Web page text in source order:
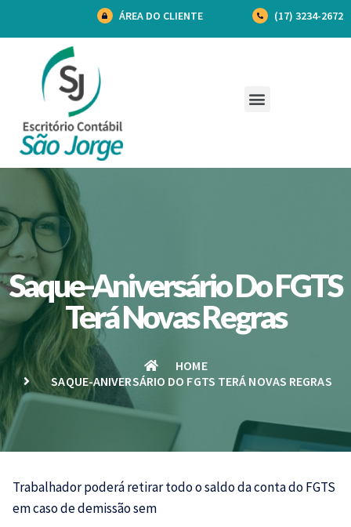
ÁREA DO CLIENTE (17) 3234-2672
Saque-Aniversário Do FGTS
Terá Novas Regras
HOME
SAQUE-ANIVERSÁRIO DO FGTS TERÁ NOVAS REGRAS
Trabalhador poderá retirar todo o saldo da conta doFGTS
em caso de demissão sem